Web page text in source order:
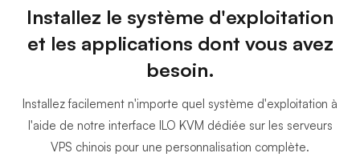
Installez le système d'exploitation
et les applications dont vous avez
besoin.
Installez facilement n'importe quel système d'exploitation à
l'aide de notre interface ILO KVM dédiée sur les serveurs
VPS chinois pour une personnalisation complète.